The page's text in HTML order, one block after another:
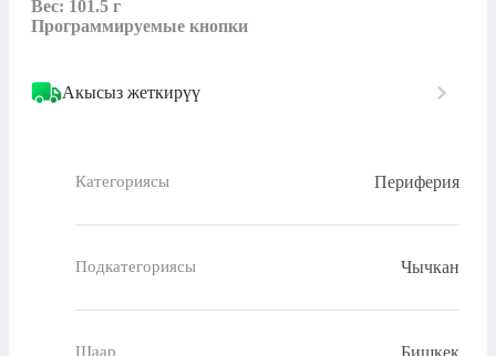
Вес: 101.5 г
Программируемые кнопки
Акысыз жеткирүү
Категориясы Периферия
Подкатегориясы Чычкан
Шаар Бишкек